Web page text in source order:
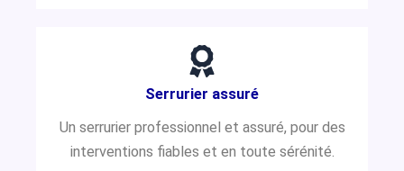
Serrurier assuré
Un serrurier professionnel et assuré, pour des
interventions fiables et en toute sérénité.